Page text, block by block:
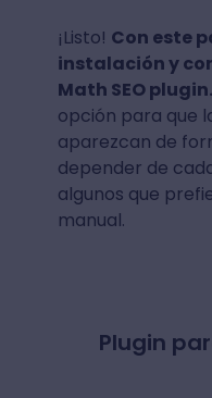
¡Listo! Con este
instalación y
Math SEO plugin.
opción para que
aparezcan de
depender de
algunos que
manual.
Plugin